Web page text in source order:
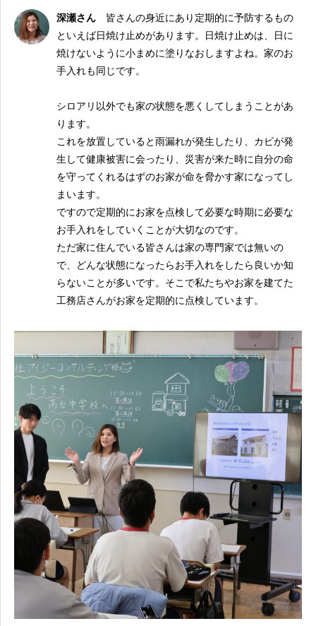
深瀬さん 皆さんの身近にあり定期的に予防するもの
といえば日焼け止めがあります。日焼け止めは、日に
焼けないように小まめに塗りなおしますよね。家のお
手入れも同じです。
シロアリ以外でも家の状態を悪くしてしまうことがあ
ります。
これを放置していると雨漏れが発生したり、カビが発
生して健康被害に会ったり、災害が来た時に自分の命
を守ってくれるはずのお家が命を脅かす家になってし
まいます。
ですので定期的にお家を点検して必要な時期に必要な
お手入れをしていくことが大切なのです。
ただ家に住んでいる皆さんは家の専門家では無いの
で、どんな状態になったらお手入れをしたら良いか知
らないことが多いです。そこで私たちやお家を建てた
工務店さんがお家を定期的に点検しています。